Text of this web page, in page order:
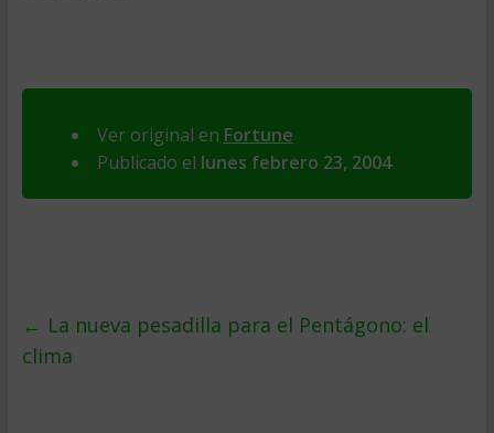
Ver original en Fortune
Publicado el lunes febrero 23, 2004
← La nueva pesadilla para el Pentágono: el
clima